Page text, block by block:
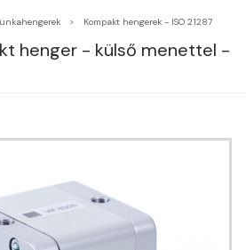
Kompakt hengerek - ISO 21287
henger - külső menettel -